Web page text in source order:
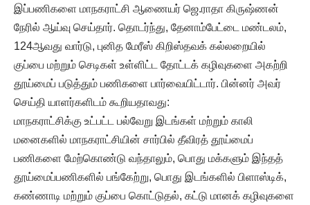
இப்பணிகளை மாநகராட்சி ஆணையர் ஜெ.ராதா கிருஷ்ணன்
நேரில் ஆய்வு செய்தார். தொடர்ந்து, தேனாம்பேட்டை மண்டலம்,
124ஆவது வார்டு, புனித மேரீஸ் கிறிஸ்தவக் கல்லறையில்
குப்பை மற்றும் செடிகள் உள்ளிட்ட தோட்டக் கழிவுகளை அகற்றி
தூய்மைப் படுத்தும் பணிகளை பார்வையிட்டார். பின்னர் அவர்
செய்தி யாளர்களிடம் கூறியதாவது:
மாநகராட்சிக்கு உட்பட்ட பல்வேறு இடங்கள் மற்றும் காலி
மனைகளில் மாநகராட்சியின் சார்பில் தீவிரத் தூய்மைப்
பணிகளை மேற்கொண்டு வந்தாலும், பொது மக்களும் இந்தத்
தூய்மைப்பணிகளில் பங்கேற்று, பொது இடங்களில் பிளாஸ்டிக்,
கண்ணாடி மற்றும் குப்பை கொட்டுதல், கட்டு மானக் கழிவுகளை